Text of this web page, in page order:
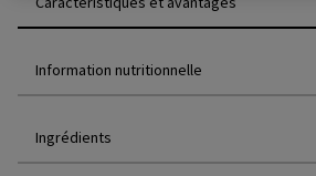
Information nutritionnelle
Ingrédients